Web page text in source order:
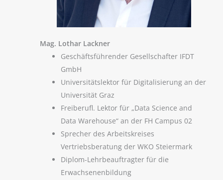
Mag. Lothar Lackner
Geschäftsführender Gesellschafter IFDT
GmbH
Universitätslektor für Digitalisierung an der
Universität Graz
Freiberufl. Lektor für „Data Science and
Data Warehouse“ an der FH Campus 02
Sprecher des Arbeitskreises
Vertriebsberatung der WKO Steiermark
Diplom-Lehrbeauftragter für die
Erwachsenenbildung